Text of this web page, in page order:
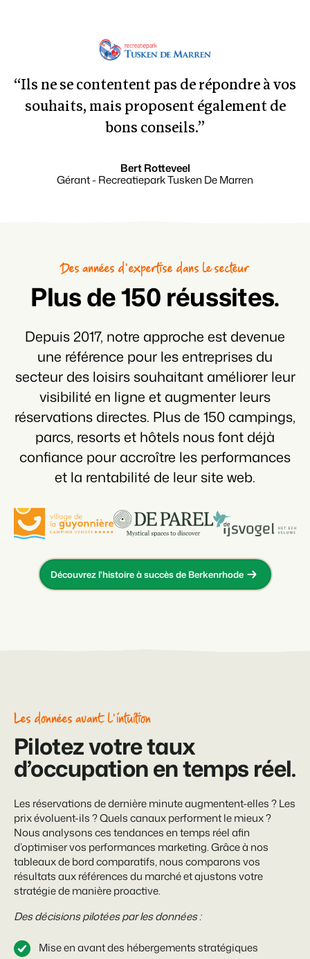
“Ils ne se contentent pas de répondre à vos
souhaits, mais proposent également de
bons conseils.”
Bert Rotteveel
Gérant - Recreatiepark Tusken De Marren
Des années d'expertise dans le secteur
Plus de 150 réussites.
Depuis 2017, notre approche est devenue
une référence pour les entreprises du
secteur des loisirs souhaitant améliorer leur
visibilité en ligne et augmenter leurs
réservations directes. Plus de 150 campings,
parcs, resorts et hôtels nous font déjà
confiance pour accroître les performances
et la rentabilité de leur site web.
Découvrez l'histoire à succès de Berkenrhode
Les données avant l'intuition
Pilotez votre taux
d’occupation en temps réel.
Les réservations de dernière minute augmentent-elles ? Les
prix évoluent-ils ? Quels canaux performent le mieux ?
Nous analysons ces tendances en temps réel afin
d’optimiser vos performances marketing. Grâce à nos
tableaux de bord comparatifs, nous comparons vos
résultats aux références du marché et ajustons votre
stratégie de manière proactive.
Des décisions pilotées par les données :
Mise en avant des hébergements stratégiques